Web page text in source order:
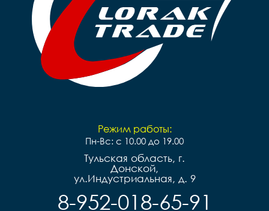
Режим работы:
Пн-Вс: с 10.00 до 19.00
Тульская область, г.
Донской,
ул.Индустриальная, д. 9
8-952-018-65-91